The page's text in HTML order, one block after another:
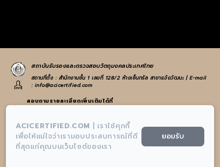
สถาบันรับรองและตรวจสอบวัตถุมงคลประเทศไทย
สถานที่ตั้ง : สำนักงานชั้น 1 เลขที่ 128/2 ห้างเซ็นทรัล สาขาแจ้งวัฒนะ | E-mail
: info@acicertified.com
สอบถามรายละเอียดเพิ่มเติมได้ที่
:info@acicertified.com
:สถาบันรับรองและตรวจสอบวัตถุมงคลประเทศไทย-AIC
ACICERTIFIED.COM
เราใช้คุกกี้
เพื่อให้แน่ใจว่าเรามอบประสบการณ์ที่ดี
ที่สุดแก่คุณบนเว็บไซต์ของเรา
ยอมรับ